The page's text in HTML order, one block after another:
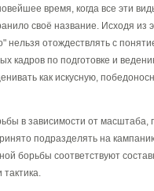
время, когда все эти
своё название. Исходя из
нельзя отождествлять с
кадров по подготовке и
как искусную,
в зависимости от масштаба,
подразделять на
борьбы соответствуют
тактика.